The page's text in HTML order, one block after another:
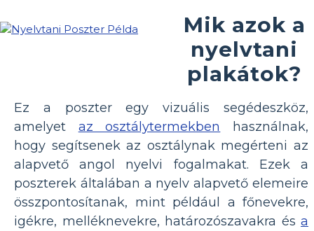
Mik azok a
nyelvtani
plakátok?
Ez a poszter egy vizuális segédeszköz,
amelyet az osztálytermekben
használnak,
hogy segítsenek az osztálynak megérteni az
alapvető angol nyelvi fogalmakat. Ezek a
poszterek általában a nyelv alapvető elemeire
összpontosítanak, mint például a főnevekre,
igékre, melléknevekre, határozószavakra és a